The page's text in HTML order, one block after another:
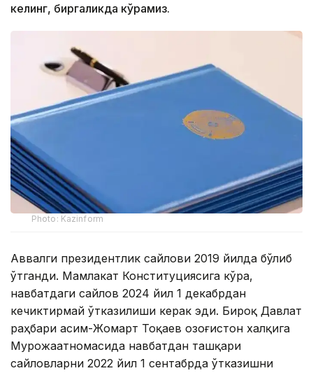
келинг, биргаликда кўрамиз.
Photo: Kazinform
Аввалги президентлик сайлови 2019 йилда бўлиб
ўтганди. Мамлакат Конституциясига кўра,
навбатдаги сайлов 2024 йил 1 декабрдан
кечиктирмай ўтказилиши керак эди. Бироқ Давлат
раҳбари Қасим-Жомарт Тоқаев Қозоғистон халқига
Мурожаатномасида навбатдан ташқари
сайловларни 2022 йил 1 сентабрда ўтказишни